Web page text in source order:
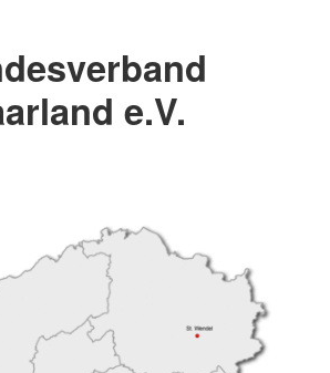
e.V.